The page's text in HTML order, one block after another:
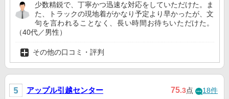
少数精鋭で、丁寧かつ迅速な対応をしていただけた。ま
た、トラックの現地着がかなり予定より早かったが、文
句を言われることなく、長い時間お待ちいただけた。
（40代／男性）
その他の口コミ・評判
アップル引越センター 75.3点 18件